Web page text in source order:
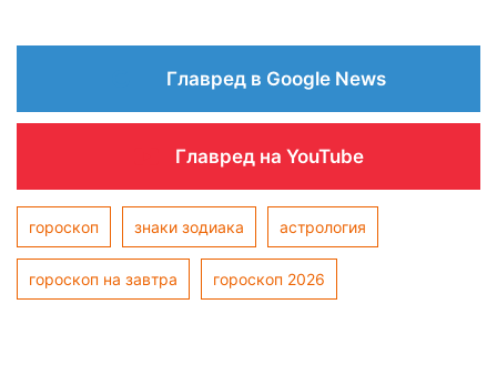
Главред в Google News
Главред на YouTube
гороскоп знаки зодиака астрология
гороскоп на завтра гороскоп 2026